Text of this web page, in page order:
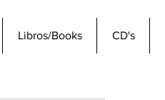
Libros/Books CD's